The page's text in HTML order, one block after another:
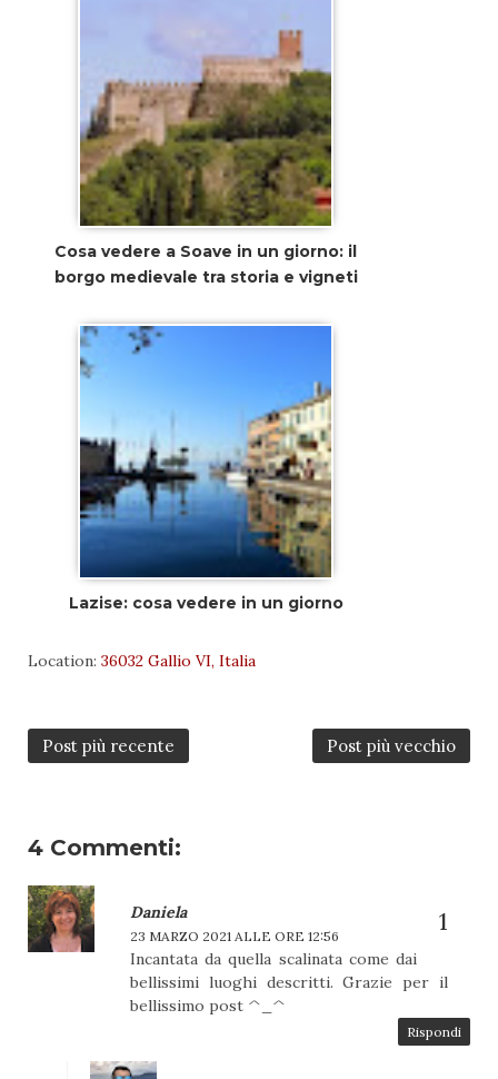
Cosa vedere a Soave in un giorno: il
borgo medievale tra storia e vigneti
Lazise: cosa vedere in un giorno
Location: 36032 Gallio VI, Italia
Post più recente Post più vecchio
4 Commenti:
Daniela
23 MARZO 2021 ALLE ORE 12:56
Incantata da quella scalinata come dai
bellissimi luoghi descritti. Grazie per il
bellissimo post ^_^
Rispondi